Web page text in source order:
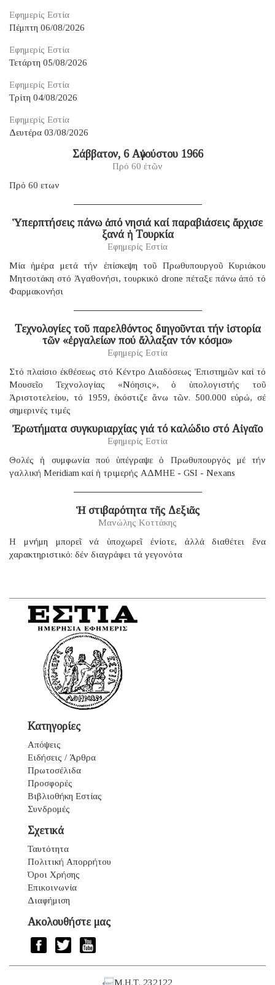
Εφημερίς Εστία
Πέμπτη 06/08/2026
Εφημερίς Εστία
Τετάρτη 05/08/2026
Εφημερίς Εστία
Τρίτη 04/08/2026
Εφημερίς Εστία
Δευτέρα 03/08/2026
Σάββατον, 6 Αὐγούστου 1966
Πρό 60 ἐτῶν
Πρό 60 ετων
Ὑπερπτήσεις πάνω ἀπό νησιά καί παραβιάσεις ἄρχισε
ξανά ἡ Τουρκία
Εφημερίς Εστία
Μία ἡμέρα μετά τήν ἐπίσκεψη τοῦ Πρωθυπουργοῦ Κυριάκου
Μητσοτάκη στό Ἀγαθονήσι, τουρκικό drone πέταξε πάνω ἀπό τό
Φαρμακονήσι
Τεχνολογίες τοῦ παρελθόντος διηγοῦνται τήν ἱστορία
τῶν «ἐργαλείων πού ἄλλαξαν τόν κόσμο»
Εφημερίς Εστία
Στό πλαίσιο ἐκθέσεως στό Κέντρο Διαδόσεως Ἐπιστημῶν καί τό
Μουσεῖο Τεχνολογίας «Νόησις», ὁ ὑπολογιστής τοῦ
Ἀριστοτελείου, τό 1959, ἐκόστιζε ἄνω τῶν. 500.000 εὐρώ, σέ
σημερινές τιμές
Ἐρωτήματα συγκυριαρχίας γιά τό καλώδιο στό Αἰγαῖο
Εφημερίς Εστία
Θολές ἡ συμφωνία πού ὑπέγραψε ὁ Πρωθυπουργός μέ τήν
γαλλική Μeridiam καί ἡ τριμερής ΑΔΜΗΕ - GSI - Nexans
Ἡ στιβαρότητα τῆς Δεξιᾶς
Μανώλης Κοττάκης
H μνήμη μπορεῖ νά ὑποχωρεῖ ἐνίοτε, ἀλλά διαθέτει ἕνα
χαρακτηριστικό: δέν διαγράφει τά γεγονότα
Κατηγορίες
Απόψεις
Ειδήσεις / Άρθρα
Πρωτοσέλιδα
Προσφορές
Βιβλιοθήκη Εστίας
Συνδρομές
Σχετικά
Ταυτότητα
Πολιτική Απορρήτου
Όροι Χρήσης
Επικοινωνία
Διαφήμιση
Ακολουθήστε μας
Μ.Η.Τ. 232122